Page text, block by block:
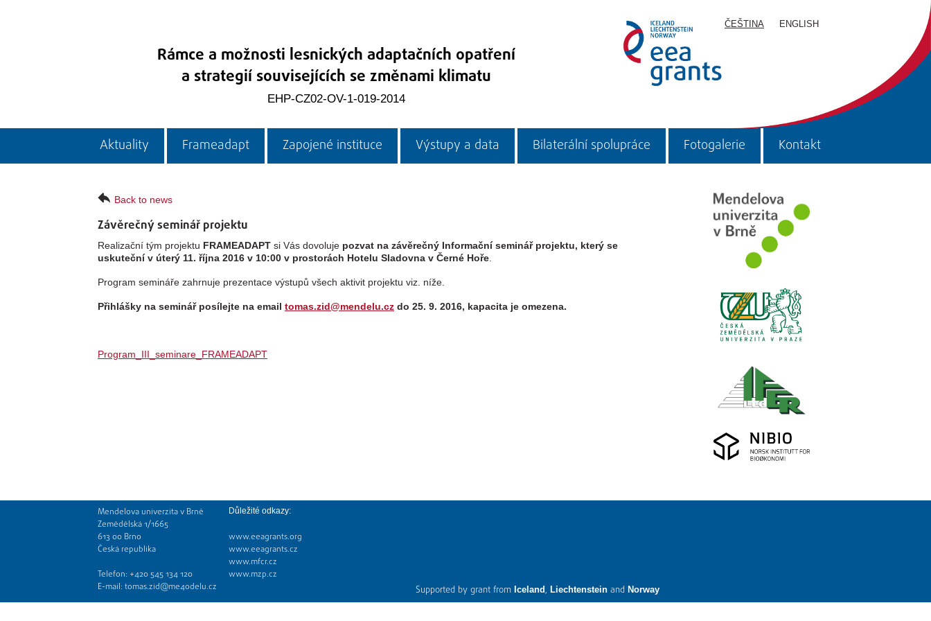
ČEŠTINA ENGLISH
Rámce a možnosti lesnických adaptačních opatření
a strategií souvisejících se změnami klimatu
EHP-CZ02-OV-1-019-2014
Aktuality Frameadapt Zapojené instituce Výstupy a data Bilaterální spolupráce Fotogalerie Kontakt
Back to news
Závěrečný seminář projektu
Realizační tým projektu FRAMEADAPTsi Vás dovoluje pozvat na závěrečný Informační seminář projektu, který se
uskuteční v úterý 11. října 2016v 10:00 v prostorách Hotelu Sladovna v Černé Hoře.
Program semináře zahrnuje prezentace výstupů všech aktivit projektu viz. níže.
Přihlášky na seminář posílejte na email tomas.zid@mendelu.czdo 25. 9. 2016, kapacita je omezena.
Program_III_seminare_FRAMEADAPT
Mendelova univerzita v Brně
Zemědělská 1/1665
613 00 Brno
Česká republika
Telefon: +420 545 134 120
E-mail: tomas.zid@me4odelu.cz
Důležité odkazy:
www.eeagrants.org
www.eeagrants.cz
www.mfcr.cz
www.mzp.cz
Supported by grant from Iceland, Liechtensteinand Norway